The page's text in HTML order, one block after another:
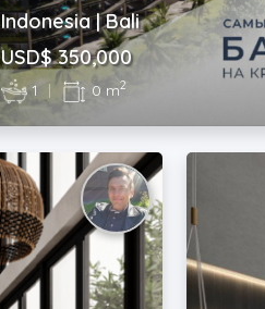
Indonesia | Bali
USD$ 350,000
1 | 0 m2